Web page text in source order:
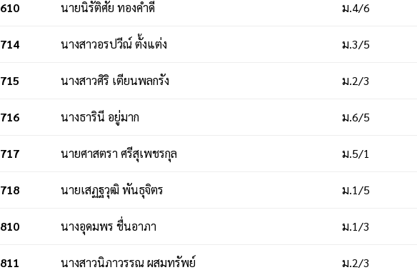
610 นายนิรัติศัย ทองคำดี ม.4/6
714 นางสาวอรปวีณ์ ตั้งแต่ง ม.3/5
715 นางสาวศิริ เตียนพลกรัง ม.2/3
716 นางธารินี อยู่มาก ม.6/5
717 นายศาสตรา ศรีสุเพชรกุล ม.5/1
718 นายเสฏฐวุฒิ พันธุจิตร ม.1/5
810 นางอุดมพร ชื่นอาภา ม.1/3
811 นางสาวนิภาวรรณ ผสมทรัพย์ ม.2/3